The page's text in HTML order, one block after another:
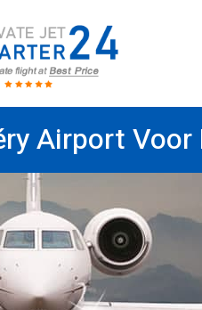
Airport Voor